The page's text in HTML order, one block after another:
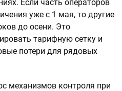
Если часть операторов
уже с 1 мая, то другие
до осени. Это
тарифную сетку и
потери для рядовых
механизмов контроля при